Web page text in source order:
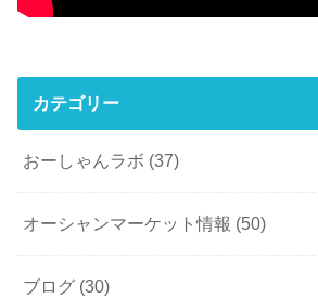
カテゴリー
おーしゃんラボ (37)
オーシャンマーケット情報 (50)
ブログ (30)